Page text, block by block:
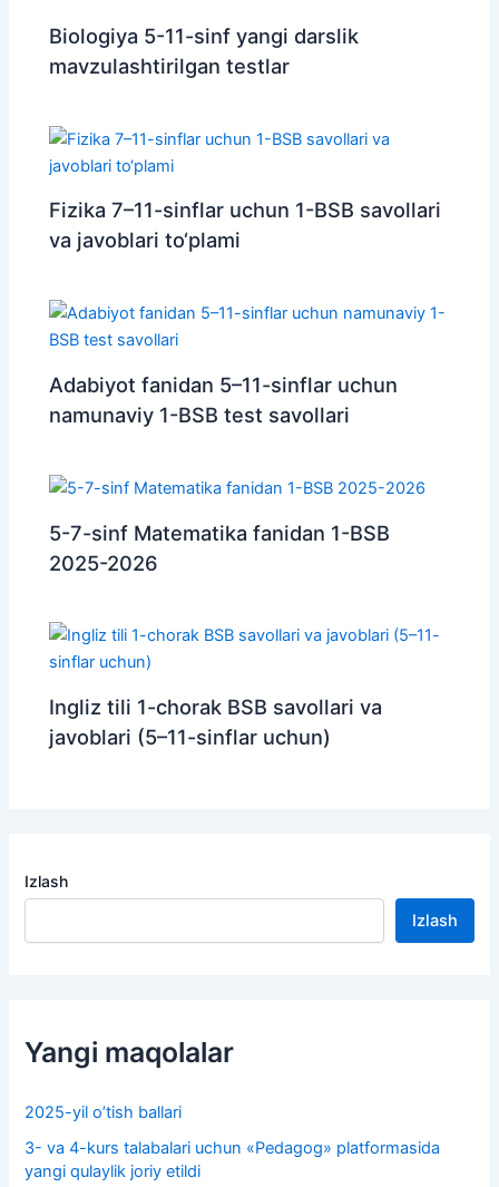
Biologiya 5-11-sinf yangi darslik
mavzulashtirilgan testlar
Fizika 7–11-sinflar uchun 1-BSB savollari
va javoblari to‘plami
Adabiyot fanidan 5–11-sinflar uchun
namunaviy 1-BSB test savollari
5-7-sinf Matematika fanidan 1-BSB
2025-2026
Ingliz tili 1-chorak BSB savollari va
javoblari (5–11-sinflar uchun)
Izlash
Izlash
Yangi maqolalar
2025-yil o’tish ballari
3- va 4-kurs talabalari uchun «Pedagog» platformasida
yangi qulaylik joriy etildi